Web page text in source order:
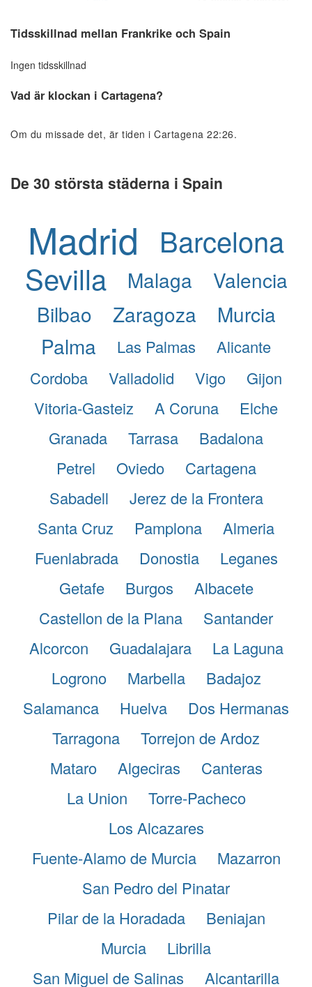
Tidsskillnad mellan Frankrike och Spain
Ingen tidsskillnad
Vad är klockan i Cartagena?
Om du missade det, är tiden i Cartagena 22:26.
De 30 största städerna i Spain
Madrid
Barcelona
Sevilla
Malaga
Valencia
Bilbao
Zaragoza
Murcia
Palma
Las Palmas
Alicante
Cordoba
Valladolid Vigo
Gijon
Vitoria-Gasteiz
A Coruna
Elche
Granada
Tarrasa
Badalona
Petrel
Oviedo
Cartagena
Sabadell
Jerez de la Frontera
Santa Cruz
Pamplona
Almeria
Fuenlabrada
Donostia
Leganes
Getafe
Burgos
Albacete
Castellon de la Plana
Santander
Alcorcon
Guadalajara
La Laguna
Logrono
Marbella
Badajoz
Salamanca
Huelva
Dos Hermanas
Tarragona
Torrejon de Ardoz
Mataro
Algeciras
Canteras
La Union
Torre-Pacheco
Los Alcazares
Fuente-Alamo de Murcia
Mazarron
San Pedro del Pinatar
Pilar de la Horadada
Beniajan
Murcia
Librilla
San Miguel de Salinas
Alcantarilla